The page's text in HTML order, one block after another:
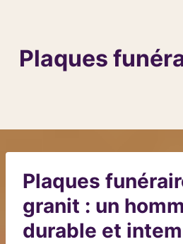
Plaques
Plaques
granit : un
durable et